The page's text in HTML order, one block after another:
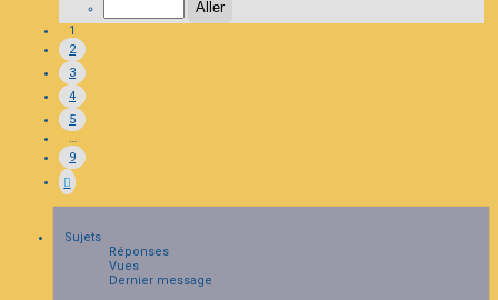
1
2
3
4
5
…
9
Sujets
Réponses
Vues
Dernier message